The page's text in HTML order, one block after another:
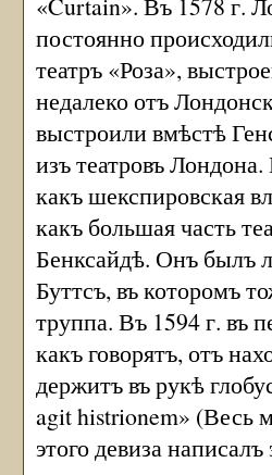
постоянно
театръ «Роза»,
недалеко отъ
выстроили вмѣстѣ
изъ театровъ
какъ шекспировская
какъ большая часть
Бенксайдѣ. Онъ былъ
Буттсъ, въ которомъ
труппа. Въ 1594 г. въ
какъ говорятъ, отъ
держитъ въ рукѣ
agit histrionem» (Весь
этого девиза